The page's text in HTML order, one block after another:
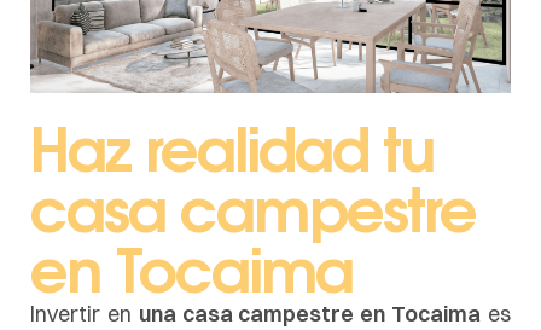
Haz realidad tu
casa campestre
en Tocaima
Invertir en una casa campestre en Tocaima es